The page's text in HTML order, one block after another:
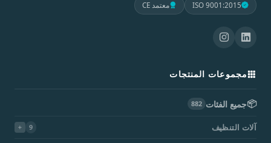
ISO 9001:2015 معتمد CE
مجموعات المنتجات
📦جميع الفئات 882
آلات التنظيف 9